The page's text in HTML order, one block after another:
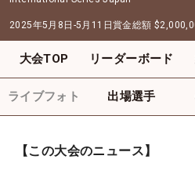
2025年5月8日-5月11日賞金総額
大会TOP リーダーボード
ライブフォト 出場選手
【この大会のニュース】